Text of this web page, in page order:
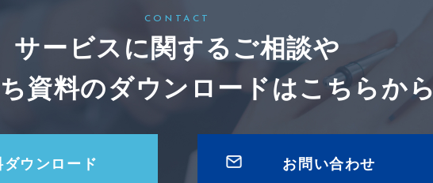
CONTACT
サービスに関するご相談や
資料のダウンロードはこちらから
ダウンロード お問い合わせ